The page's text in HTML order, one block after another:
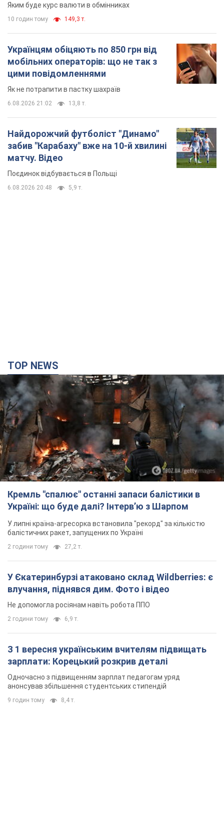
Яким буде курс валюти в обмінниках
10 годин тому 149,3 т.
Українцям обіцяють по 850 грн від
мобільних операторів: що не так з
цими повідомленнями
Як не потрапити в пастку шахраїв
6.08.2026 21:02 13,8 т.
Найдорожчий футболіст "Динамо"
забив "Карабаху" вже на 10-й хвилині
матчу. Відео
Поєдинок відбувається в Польщі
6.08.2026 20:48 5,9 т.
TOP NEWS
Кремль "спалює" останні запаси балістики в
Україні: що буде далі? Інтерв’ю з Шарпом
У липні країна-агресорка встановила "рекорд" за кількістю
балістичних ракет, запущених по Україні
2 години тому 27,2 т.
У Єкатеринбурзі атаковано склад Wildberries: є
влучання, піднявся дим. Фото і відео
Не допомогла росіянам навіть робота ППО
2 години тому 6,9 т.
З 1 вересня українським вчителям підвищать
зарплати: Корецький розкрив деталі
Одночасно з підвищенням зарплат педагогам уряд
анонсував збільшення студентських стипендій
9 годин тому 8,4 т.